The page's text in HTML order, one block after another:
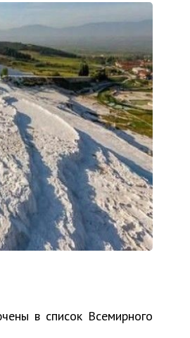
в список Всемирного